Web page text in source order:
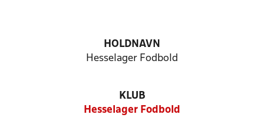
HOLDNAVN
Hesselager Fodbold
KLUB
Hesselager Fodbold